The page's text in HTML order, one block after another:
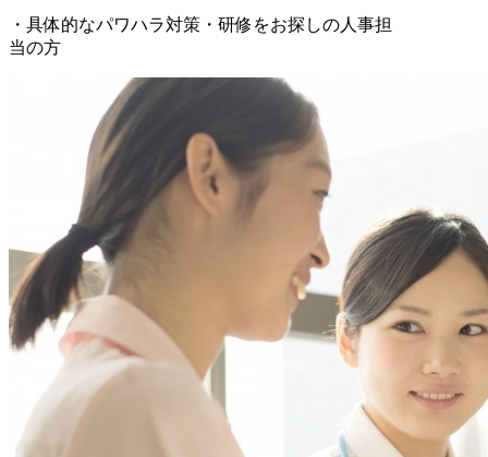
・具体的なパワハラ対策・研修をお探しの人事担
当の方